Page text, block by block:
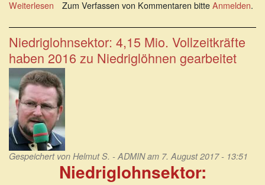
Weiterlesen über
Jetzt
ist
Feierabend.
Wie
Vorschriften
systematisch
unterlaufen
werden
Zum Verfassen von Kommentaren bitteAnmelden.
Niedriglohnsektor: 4,15 Mio. Vollzeitkräfte
haben 2016 zu Niedriglöhnen gearbeitet
Gespeichert von Helmut S. - ADMINam 7. August 2017 - 13:51
Niedriglohnsektor: